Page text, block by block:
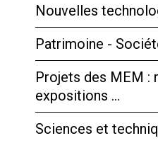
Nouvelles
Patrimoine -
Projets des MEM :
expositions …
Sciences et